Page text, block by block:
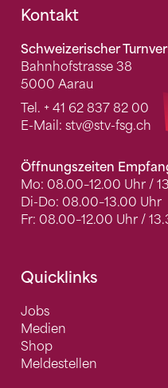
Fusszeile
Kontakt
Schweizerischer
Bahnhofstrasse 38
5000 Aarau
Tel. + 41 62 837 82 00
E-Mail: stv@stv-fsg.ch
Öffnungszeiten
Mo: 08.00–12.00 Uhr /
Di-Do: 08.00–13.00 Uhr
Fr: 08.00–12.00 Uhr /
Quicklinks
Jobs
Medien
Shop
Meldestellen